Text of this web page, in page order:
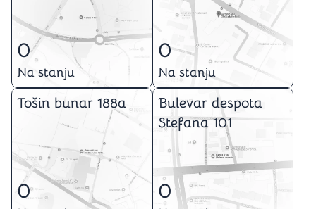
0
Na stanju
0
Na stanju
Tošin bunar 188a
0
Bulevar despota
Stefana 101
0